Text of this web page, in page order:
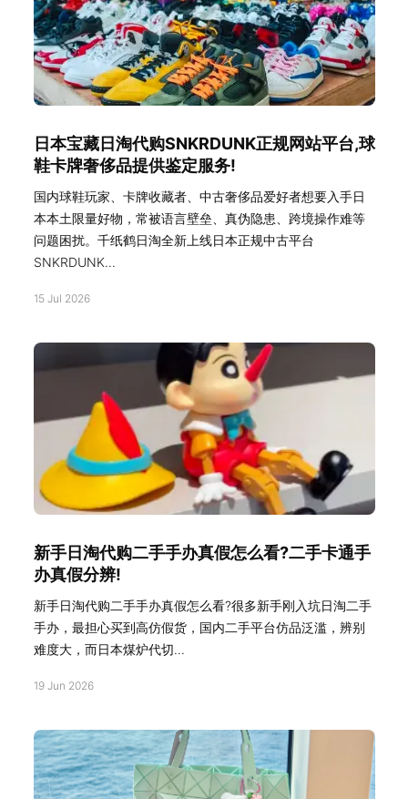
日本宝藏日淘代购SNKRDUNK正规网站平台,球
鞋卡牌奢侈品提供鉴定服务!
国内球鞋玩家、卡牌收藏者、中古奢侈品爱好者想要入手日
本本土限量好物，常被语言壁垒、真伪隐患、跨境操作难等
问题困扰。千纸鹤日淘全新上线日本正规中古平台
SNKRDUNK...
15 Jul 2026
新手日淘代购二手手办真假怎么看?二手卡通手
办真假分辨!
新手日淘代购二手手办真假怎么看?很多新手刚入坑日淘二手
手办，最担心买到高仿假货，国内二手平台仿品泛滥，辨别
难度大，而日本煤炉代切...
19 Jun 2026